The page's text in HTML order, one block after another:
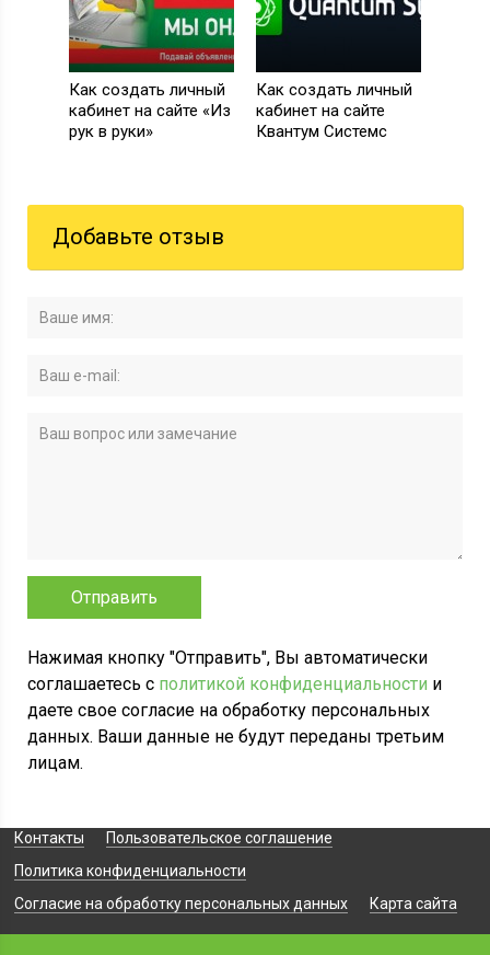
Как создать личный
кабинет на сайте «Из
рук в руки»
Как создать личный
кабинет на сайте
Квантум Системс
Добавьте отзыв
Нажимая кнопку "Отправить", Вы автоматически
соглашаетесь с политикой конфиденциальности и
даете свое согласие на обработку персональных
данных. Ваши данные не будут переданы третьим
лицам.
Контакты
Пользовательское соглашение
Политика конфиденциальности
Согласие на обработку персональных данных
Карта сайта